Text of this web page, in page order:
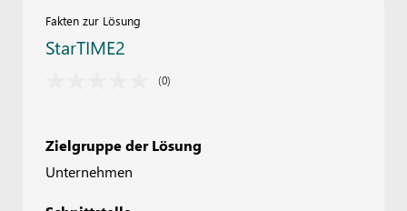
Fakten zur Lösung
StarTIME2
(0)
Zielgruppe der Lösung
Unternehmen